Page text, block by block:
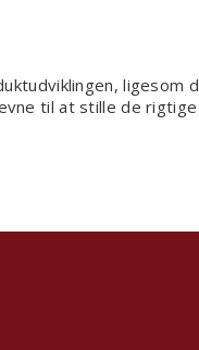
ligesom
til at stille de